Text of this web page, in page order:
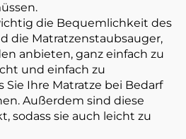
die Bequemlichkeit des
die Matratzenstaubsauger,
anbieten, ganz einfach zu
und einfach zu
Sie Ihre Matratze bei Bedarf
Außerdem sind diese
sodass sie auch leicht zu